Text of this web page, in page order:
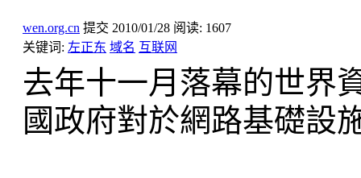
wen.org.cn 提交 2010/01/28 阅读: 1607
关键词: 左正东 域名 互联网
去年十一月落幕的世界
國政府對於網路基礎設